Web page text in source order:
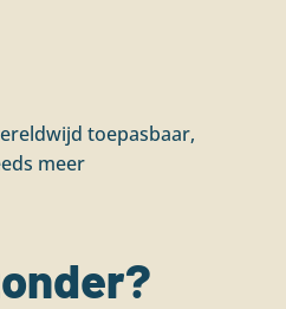
toepasbaar,
meer